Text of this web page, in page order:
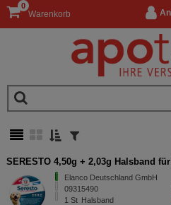
Warenkorb
0
SERESTO 4,50g + 2,03g Halsband
Elanco Deutschland GmbH
09315490
1 St Halsband